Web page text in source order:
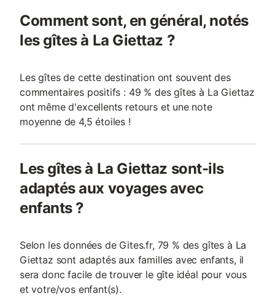
Comment sont, en général, notés
les gîtes à La Giettaz ?
Les gîtes de cette destination ont souvent des
commentaires positifs : 49 % des gîtes à La Giettaz
ont même d'excellents retours et une note
moyenne de 4,5 étoiles !
Les gîtes à La Giettaz sont-ils
adaptés aux voyages avec
enfants ?
Selon les données de Gites.fr, 79 % des gîtes à La
Giettaz sont adaptés aux familles avec enfants, il
sera donc facile de trouver le gîte idéal pour vous
et votre/vos enfant(s).